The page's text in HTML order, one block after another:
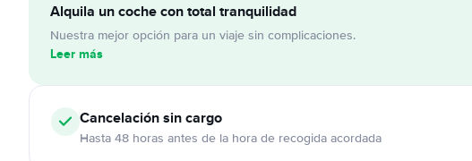
Alquila un coche con total tranquilidad
Nuestra mejor opción para un viaje sin complicaciones.
Leer más
Cancelaciónsin cargo
Hasta 48 horas antes de la hora de recogida acordada